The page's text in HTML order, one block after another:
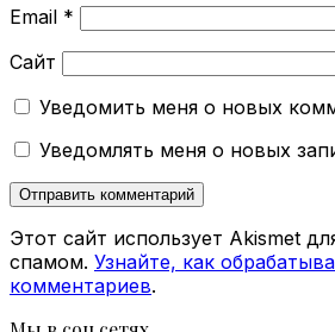
Email *
Сайт
Уведомить меня о новых
Уведомлять меня о новых
Этот сайт использует Akismet
спамом. Узнайте, как
комментариев.